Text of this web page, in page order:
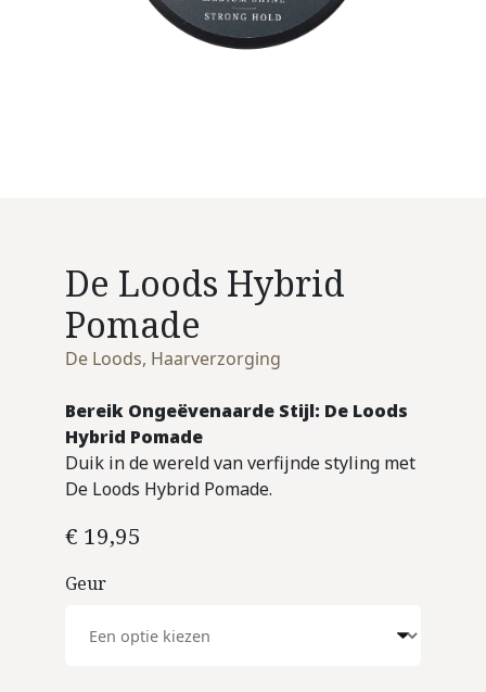
De Loods Hybrid
Pomade
De Loods, Haarverzorging
Bereik Ongeëvenaarde Stijl: De Loods
Hybrid Pomade
Duik in de wereld van verfijnde styling met
De Loods Hybrid Pomade.
€ 19,95
Geur